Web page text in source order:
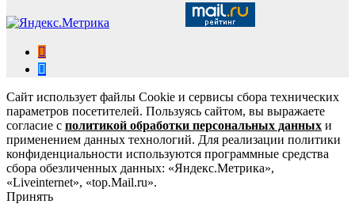
Сайт использует файлы Cookie и сервисы сбора технических
параметров посетителей. Пользуясь сайтом, вы выражаете
согласие с политикой обработки персональных данных и
применением данных технологий. Для реализации политики
конфиденциальности используются программные средства
сбора обезличенных данных: «Яндекс.Метрика»,
«Liveinternet», «top.Mail.ru».
Принять